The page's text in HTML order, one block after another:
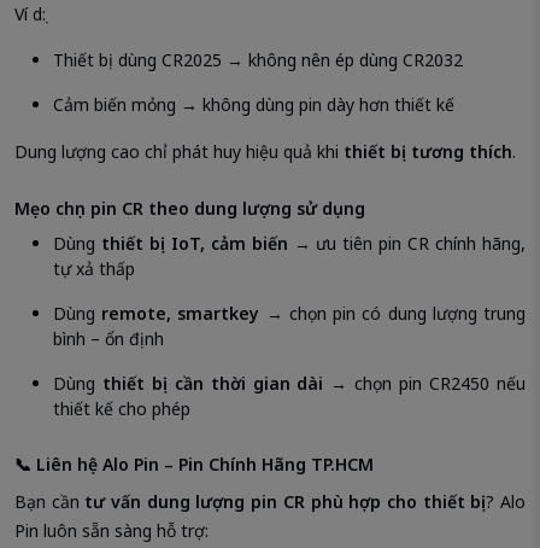
Ví dụ:
Thiết bị dùng CR2025 → không nên ép dùng CR2032
Cảm biến mỏng → không dùng pin dày hơn thiết kế
Dung lượng cao chỉ phát huy hiệu quả khi thiết bị tương thích.
Mẹo chọn pin CR theo dung lượng sử dụng
Dùng thiết bị IoT, cảm biến → ưu tiên pin CR chính hãng,
tự xả thấp
Dùng remote, smartkey → chọn pin có dung lượng trung
bình – ổn định
Dùng thiết bị cần thời gian dài → chọn pin CR2450 nếu
thiết kế cho phép
📞 Liên hệ Alo Pin – Pin Chính Hãng TP.HCM
Bạn cần tư vấn dung lượng pin CR phù hợp cho thiết bị? Alo
Pin luôn sẵn sàng hỗ trợ: